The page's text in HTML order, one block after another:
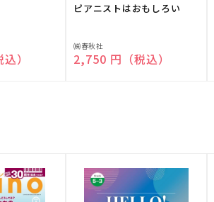
）
ピアニストはおもしろい
販
売
㈱春秋社
通常価格
2,750 円（税込）